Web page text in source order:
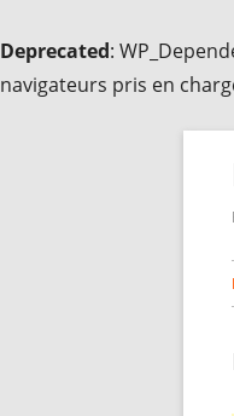
Deprecated:
navigateurs pris en